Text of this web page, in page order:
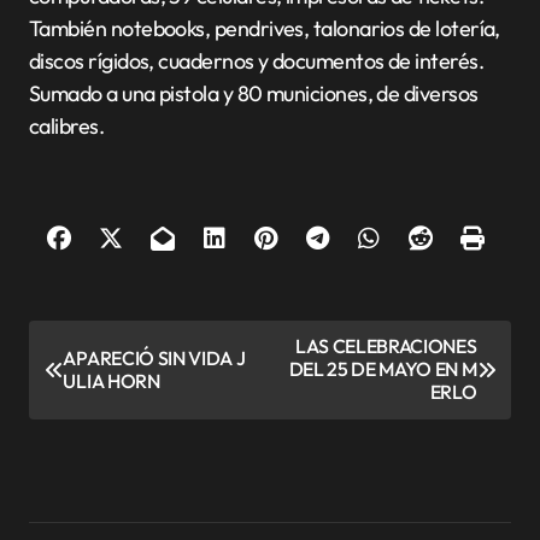
También notebooks, pendrives, talonarios de lotería,
discos rígidos, cuadernos y documentos de interés.
Sumado a una pistola y 80 municiones, de diversos
calibres.
a
APARECIÓ SIN VIDA J
ULIA HORN
LAS CELEBRACIONES
DEL 25 DE MAYO EN M
ERLO